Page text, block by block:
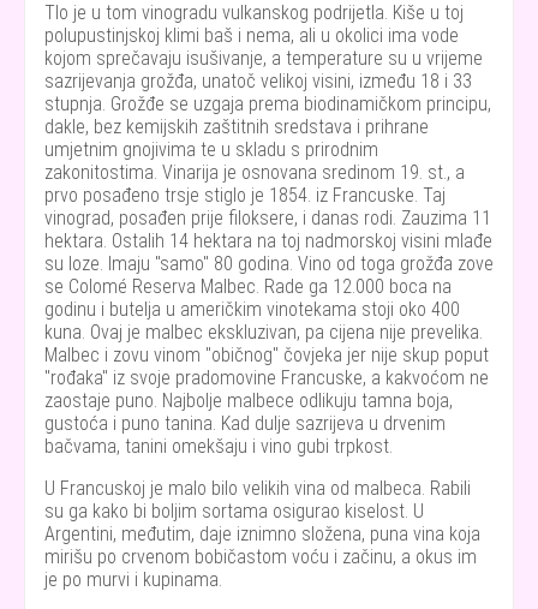
Tlo je u tom vinogradu vulkanskog podrijetla. Kiše u toj
polupustinjskoj klimi baš i nema, ali u okolici ima vode
kojom sprečavaju isušivanje, a temperature su u vrijeme
sazrijevanja grožđa, unatoč velikoj visini, između 18 i 33
stupnja. Grožđe se uzgaja prema biodinamičkom principu,
dakle, bez kemijskih zaštitnih sredstava i prihrane
umjetnim gnojivima te u skladu s prirodnim
zakonitostima. Vinarija je osnovana sredinom 19. st., a
prvo posađeno trsje stiglo je 1854. iz Francuske. Taj
vinograd, posađen prije filoksere, i danas rodi. Zauzima 11
hektara. Ostalih 14 hektara na toj nadmorskoj visini mlađe
su loze. Imaju "samo" 80 godina. Vino od toga grožđa zove
se Colomé Reserva Malbec. Rade ga 12.000 boca na
godinu i butelja u američkim vinotekama stoji oko 400
kuna. Ovaj je malbec ekskluzivan, pa cijena nije prevelika.
Malbec i zovu vinom "običnog" čovjeka jer nije skup poput
"rođaka" iz svoje pradomovine Francuske, a kakvoćom ne
zaostaje puno. Najbolje malbece odlikuju tamna boja,
gustoća i puno tanina. Kad dulje sazrijeva u drvenim
bačvama, tanini omekšaju i vino gubi trpkost.
U Francuskoj je malo bilo velikih vina od malbeca. Rabili
su ga kako bi boljim sortama osigurao kiselost. U
Argentini, međutim, daje iznimno složena, puna vina koja
mirišu po crvenom bobičastom voću i začinu, a okus im
je po murvi i kupinama.